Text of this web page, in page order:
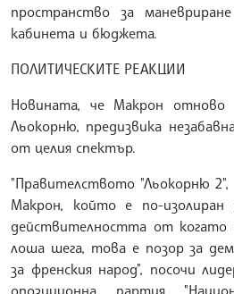
пространство за
кабинета и бюджета.
ПОЛИТИЧЕСКИТЕ РЕАКЦИИ
Новината, че Макрон отново
Льокорню, предизвика
от целия спектър.
"Правителството "Льокорню
Макрон, който е по-изолиран
действителността от когато
лоша шега, това е позор за
за френския народ", посочи
опозиционна партия